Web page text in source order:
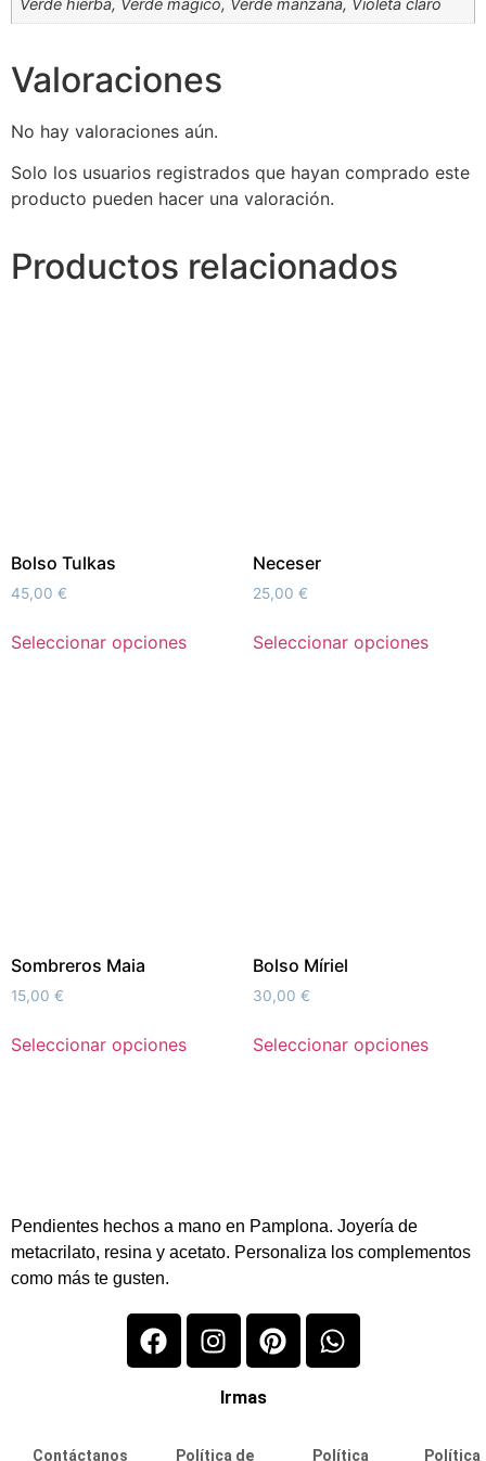
Valoraciones
No hay valoraciones aún.
Solo los usuarios registrados que hayan comprado este
producto pueden hacer una valoración.
Productos relacionados
Bolso Tulkas
45,00 €
Seleccionar opciones
Neceser
25,00 €
Seleccionar opciones
Sombreros Maia
15,00 €
Seleccionar opciones
Bolso Míriel
30,00 €
Seleccionar opciones
Pendientes hechos a mano en Pamplona. Joyería de
metacrilato, resina y acetato. Personaliza los complementos
como más te gusten.
Irmas
Contáctanos Política de Política Política